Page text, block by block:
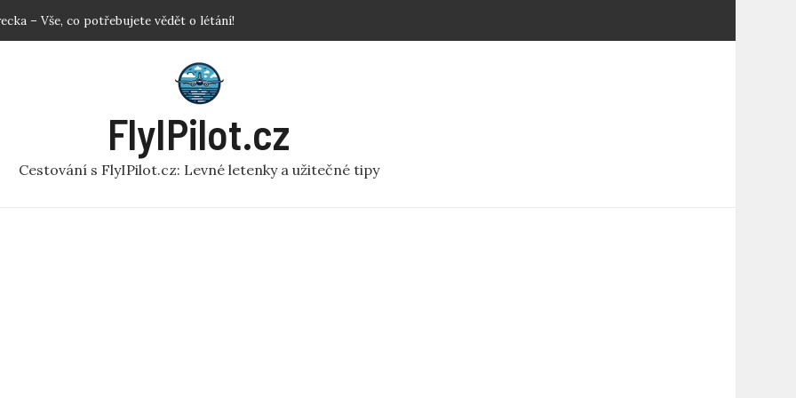
Prozkoumejte svět z ptačí perspektivy
letenky? Klíčové Tipy pro Nejlepší Ceny
Jak se rychle zbavit nepříjemnosti?
– Vše, co potřebujete vědět o létání!
FlyIPilot.cz
Cestování s FlyIPilot.cz: Levné letenky a užitečné tipy